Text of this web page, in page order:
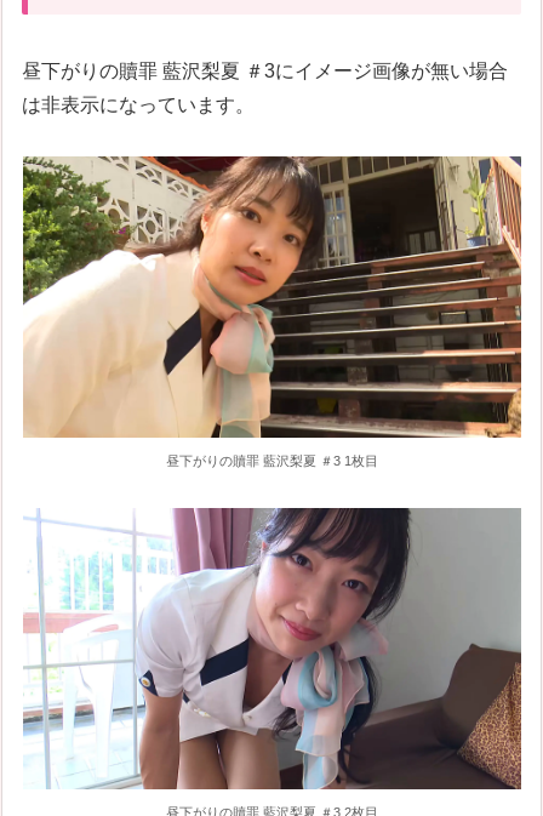
昼下がりの贖罪 藍沢梨夏 ＃3にイメージ画像が無い場合
は非表示になっています。
昼下がりの贖罪 藍沢梨夏 ＃3 1枚目
昼下がりの贖罪 藍沢梨夏 ＃3 2枚目